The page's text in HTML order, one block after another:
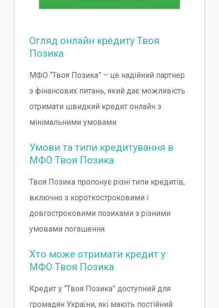
Огляд онлайн кредиту Твоя
Позика
МФО “Твоя Позика” – це надійний партнер
з фінансових питань, який дає можливість
отримати швидкий кредит онлайн з
мінімальними умовами.
Умови та типи кредитування в
МФО Твоя Позика
Твоя Позика пропонує різні типи кредитів,
включно з короткостроковими і
довгостроковими позиками з різними
умовами погашення.
Хто може отримати кредит у
МФО Твоя Позика
Кредит у “Твоя Позика” доступний для
громадян України, які мають постійний